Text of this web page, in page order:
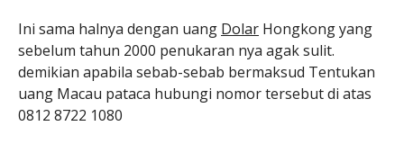
Ini sama halnya dengan uang Dolar Hongkong yang
sebelum tahun 2000 penukaran nya agak sulit.
demikian apabila sebab-sebab bermaksud Tentukan
uang Macau pataca hubungi nomor tersebut di atas
0812 8722 1080